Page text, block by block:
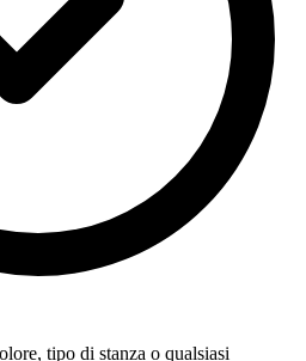
tipo di stanza o qualsiasi